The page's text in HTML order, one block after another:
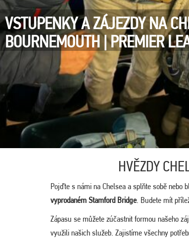
VSTUPENKY A ZÁJEZDY NA
BOURNEMOUTH | PREMIER
HVĚZDY
Pojďte s námi na Chelsea a splňte sobě nebo
vyprodaném Stamford Bridge. Budete mít
Zápasu se můžete zúčastnit formou našeho
využili našich služeb. Zajistíme všechny